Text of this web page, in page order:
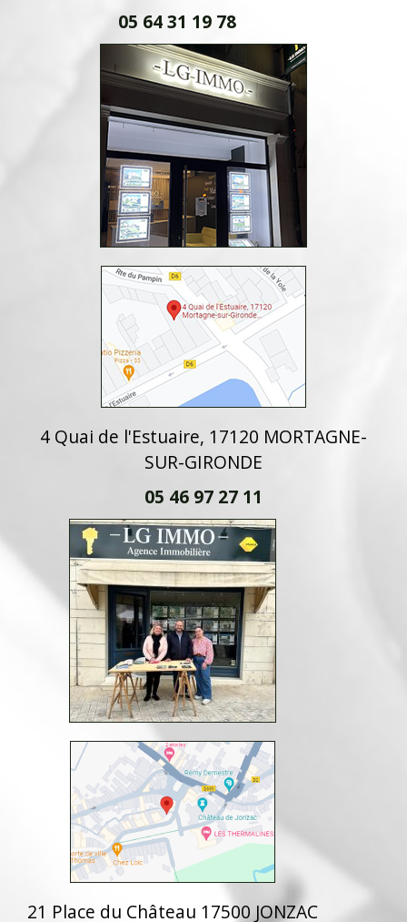
05 64 31 19 78
4 Quai de l'Estuaire, 17120 MORTAGNE-
SUR-GIRONDE
05 46 97 27 11
21 Place du Château 17500 JONZAC